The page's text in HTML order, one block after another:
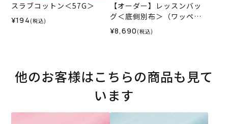
スラブコットン＜57G＞
¥194 (税込)
【オーダー】レッスンバッ
グ＜底側別布＞（ワッペン
付き） （裏布と別布が同じ
生地） （バッグ本体・持ち
¥8,690 (税込)
他のお客様はこちらの商品も見て
います